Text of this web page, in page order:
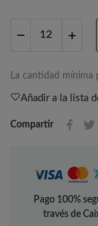
La cantidad
Añadir a la lista
Compartir
Pago 100%
través de